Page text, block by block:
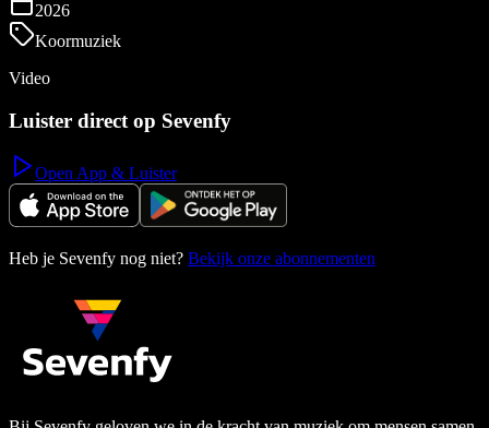
2026
Koormuziek
Video
Luister direct op Sevenfy
Open App & Luister
Heb je Sevenfy nog niet? Bekijk onze abonnementen